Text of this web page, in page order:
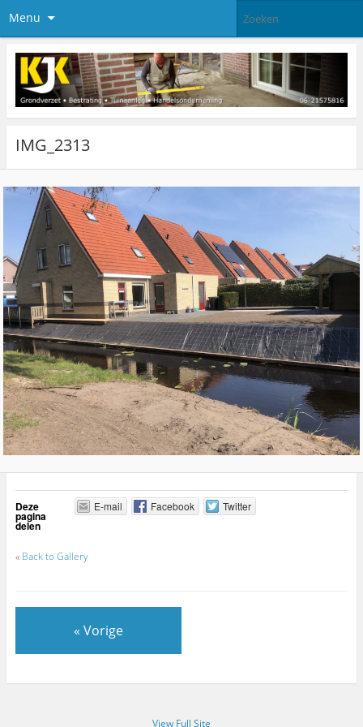
Menu
IMG_2313
Deze
pagina
delen
E-mail Facebook Twitter
« Back to Gallery
« Vorige
View Full Site